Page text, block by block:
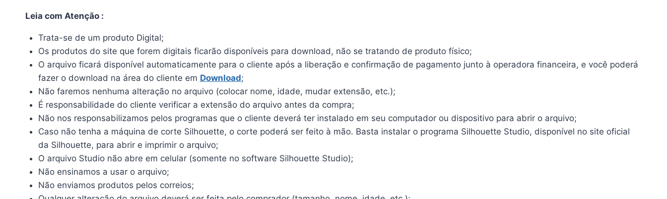
Leia com Atenção :
Trata-se de um produto Digital;
Os produtos do site que forem digitais ficarão disponíveis para download, não se tratando de produto físico;
O arquivo ficará disponível automaticamente para o cliente após a liberação e confirmação de pagamento junto à operadora financeira, e você poderá
fazer o download na área do cliente em Download;
Não faremos nenhuma alteração no arquivo (colocar nome, idade, mudar extensão, etc.);
É responsabilidade do cliente verificar a extensão do arquivo antes da compra;
Não nos responsabilizamos pelos programas que o cliente deverá ter instalado em seu computador ou dispositivo para abrir o arquivo;
Caso não tenha a máquina de corte Silhouette, o corte poderá ser feito à mão. Basta instalar o programa Silhouette Studio, disponível no site oficial
da Silhouette, para abrir e imprimir o arquivo;
O arquivo Studio não abre em celular (somente no software Silhouette Studio);
Não ensinamos a usar o arquivo;
Não enviamos produtos pelos correios;